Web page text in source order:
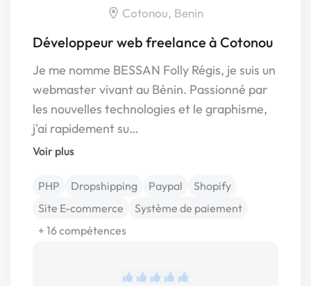
Cotonou, Benin
Développeur web freelance à Cotonou
Je me nomme BESSAN Folly Régis, je suis un
webmaster vivant au Bénin. Passionné par
les nouvelles technologies et le graphisme,
j'ai rapidement su…
Voir plus
PHP Dropshipping Paypal
Shopify
Site E-commerce
Système de paiement
+ 16 compétences